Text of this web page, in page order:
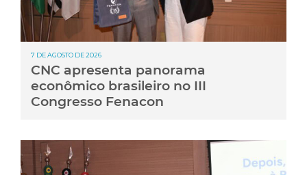
7 DE AGOSTO DE 2026
CNC apresenta panorama
econômico brasileiro no III
Congresso Fenacon